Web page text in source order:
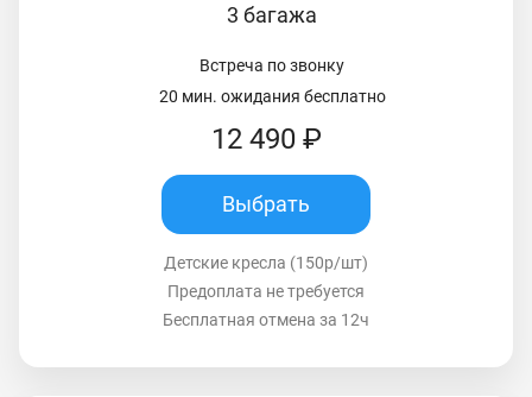
3 багажа
Встреча по звонку
20 мин. ожидания бесплатно
12 490 ₽
Выбрать
Детские кресла (150р/шт)
Предоплата не требуется
Бесплатная отмена за 12ч